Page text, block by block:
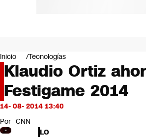
Negocios
Deportes
Programas completos
Cultura
Servicios
Bits
CNN Data
CNN tiempo
Inicio Tecnologías
Klaudio Ortiz
Festigame 2014
14- 08- 2014 13:40
Por CNN
LO